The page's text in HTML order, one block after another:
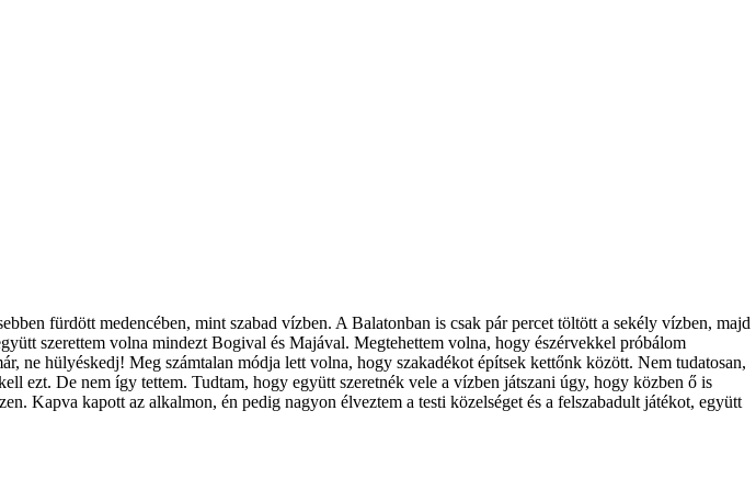
fürdött medencében, mint szabad vízben. A Balatonban is csak pár percet töltött a sekély vízben, majd
szerettem volna mindezt Bogival és Majával. Megtehettem volna, hogy észérvekkel próbálom
ne hülyéskedj! Meg számtalan módja lett volna, hogy szakadékot építsek kettőnk között. Nem tudatosan,
ezt. De nem így tettem. Tudtam, hogy együtt szeretnék vele a vízben játszani úgy, hogy közben ő is
Kapva kapott az alkalmon, én pedig nagyon élveztem a testi közelséget és a felszabadult játékot, együtt